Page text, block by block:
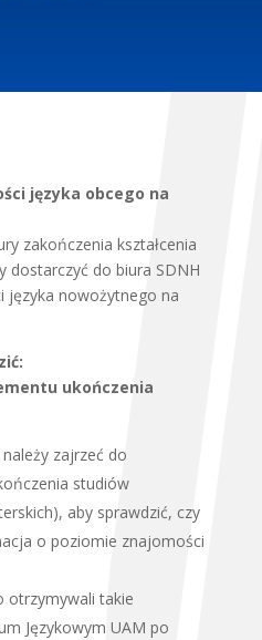
języka obcego na
zakończenia kształcenia
dostarczyć do biura SDNH
języka nowożytnego na
ukończenia
zajrzeć do
studiów
aby sprawdzić, czy
o poziomie znajomości
otrzymywali takie
Językowym UAM po